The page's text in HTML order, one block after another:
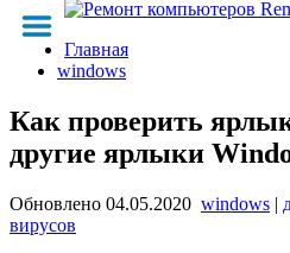
Главная
windows
Как проверить
другие ярлыки
Обновлено 04.05.2020 windows |
вирусов